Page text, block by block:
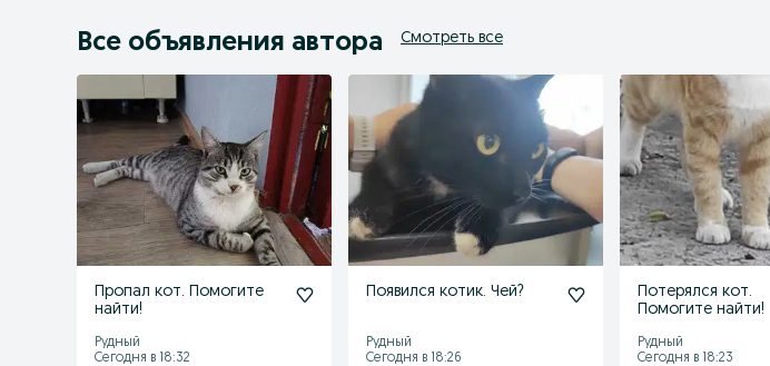
Все объявления автора Смотреть все
Пропал кот. Помогите
найти!
Рудный
Сегодня в 18:32
Появился котик. Чей?
Рудный
Сегодня в 18:26
Потерялся кот.
Помогите найти!
Рудный
Сегодня в 18:23